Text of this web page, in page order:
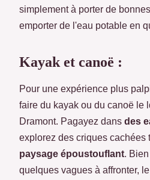
simplement à porter de
emporter de l'eau potable en
Kayak et canoë :
Pour une expérience plus
faire du kayak ou du canoë le
Dramont. Pagayez dans des
explorez des criques cachées
paysage époustouflant.
quelques vagues à affronter,